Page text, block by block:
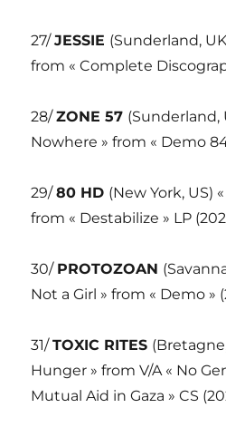
27/JESSIE (Sunderland,
from « Complete
28/ZONE 57 (Sunderland,
Nowhere » from « Demo
29/80 HD (New York, US)
from « Destabilize » LP
30/ PROTOZOAN
Not a Girl » from « Demo »
31/TOXIC RITES
Hunger » from V/A « No
Mutual Aid in Gaza » CS